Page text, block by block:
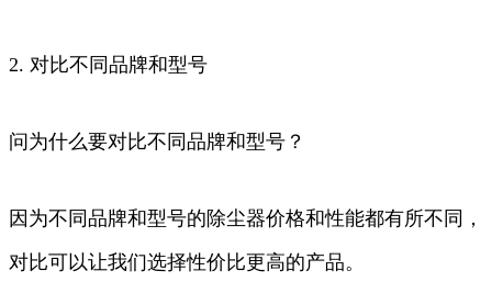
2. 对比不同品牌和型号
问为什么要对比不同品牌和型号？
因为不同品牌和型号的除尘器价格和性能都有所不同，
对比可以让我们选择性价比更高的产品。